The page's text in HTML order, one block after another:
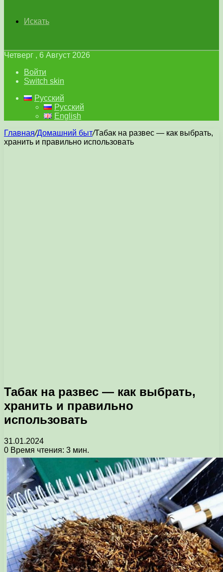
Искать
Четверг , 6 Август 2026
Войти
Switch skin
Русский
Русский
English
Главная/Домашний быт/Табак на развес — как выбрать,
хранить и правильно использовать
Табак на развес — как выбрать,
хранить и правильно
использовать
31.01.2024
0 Время чтения: 3 мин.